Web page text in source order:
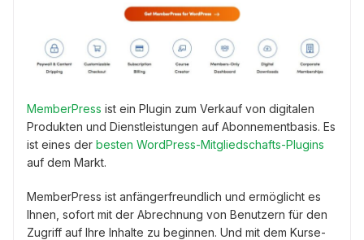
MemberPress ist ein Plugin zum Verkauf von digitalen
Produkten und Dienstleistungen auf Abonnementbasis. Es
ist eines der besten WordPress-Mitgliedschafts-Plugins
auf dem Markt.
MemberPress ist anfängerfreundlich und ermöglicht es
Ihnen, sofort mit der Abrechnung von Benutzern für den
Zugriff auf Ihre Inhalte zu beginnen. Und mit dem Kurse-